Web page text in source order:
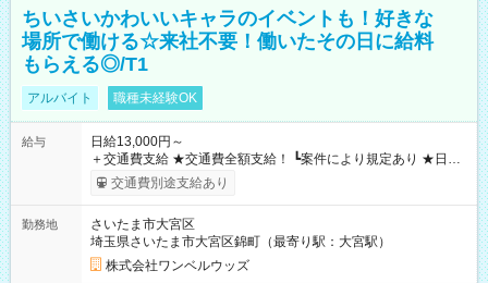
ちいさいかわいいキャラのイベントも！好きな
場所で働ける☆来社不要！働いたその日に給料
もらえる◎/T1
アルバイト 職種未経験OK
給与
日給13,000円～
＋交通費支給 ★交通費全額支給！ ┗案件により規定あり ★日払
いOK！（規定あり） ┗働いたその日に現金GET♪ お仕事後はコ
ンビニATMから 日払い分を引き落とせます！ 【試用期間】試
交通費別途支給あり
勤務地
さいたま市大宮区
埼玉県さいたま市大宮区錦町（最寄り駅：大宮駅）
株式会社ワンベルウッズ